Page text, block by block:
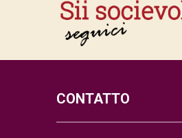
CONTATTO